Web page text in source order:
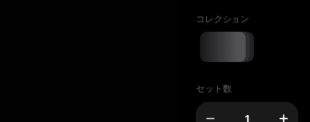
コレクション
セット数